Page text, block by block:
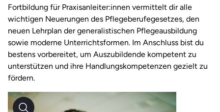
Fortbildung für Praxisanleiter:innen vermittelt dir alle
wichtigen Neuerungen des Pflegeberufegesetzes, den
neuen Lehrplan der generalistischen Pflegeausbildung
sowie moderne Unterrichtsformen. Im Anschluss bist du
bestens vorbereitet, um Auszubildende kompetent zu
unterstützen und ihre Handlungskompetenzen gezielt zu
fördern.